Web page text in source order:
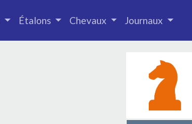
Étalons Chevaux Journaux